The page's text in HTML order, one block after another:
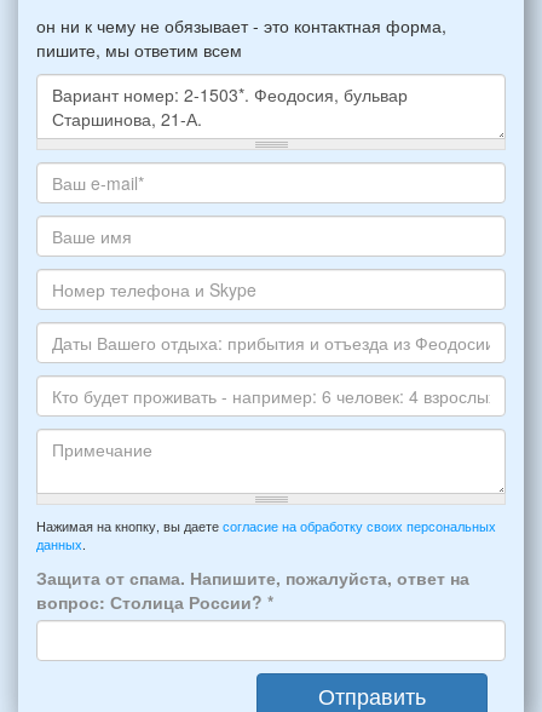
он ни к чему не обязывает - это контактная форма,
пишите, мы ответим всем
Какое
жилье
хотите
снять,
укажите
пожалуйста
НОМЕР
варианта:
*
Ваш
адрес
электронной
почты
*
Ваше
имя
Номер
телефона
и
Skype
Даты
Вашего
отдыха:
прибытия
отъезда
из
Феодосии:
*
Кто
будет
-
например:
6
человек:
4
взрослых
Примечание
Нажимая на кнопку, вы даете согласие на обработку своих персональных
данных
Защита от спама. Напишите, пожалуйста, ответ на
вопрос: Столица России? *
Отправить